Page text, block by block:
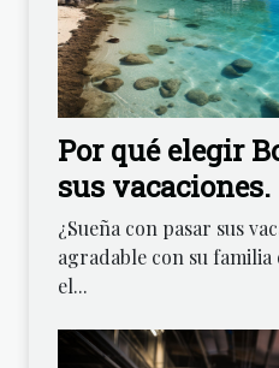
Por qué elegir
sus vacaciones.
¿Sueña con pasar sus
agradable con su familia
el...